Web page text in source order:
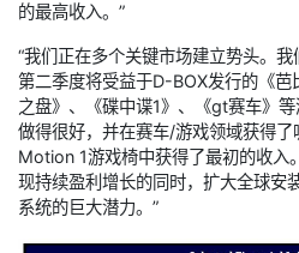
的最高收入。”
“我们正在多个关键市场建立势头。我
第二季度将受益于D-BOX发行的《
之盘》、《碟中谍1》、《gt赛车》
做得很好，并在赛车/游戏领域获得
Motion 1游戏椅中获得了最初的收入
现持续盈利增长的同时，扩大全球安
系统的巨大潜力。”